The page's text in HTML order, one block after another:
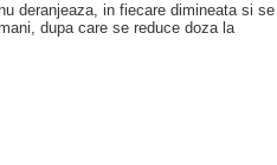
deranjeaza, in fiecare dimineata si se
dupa care se reduce doza la